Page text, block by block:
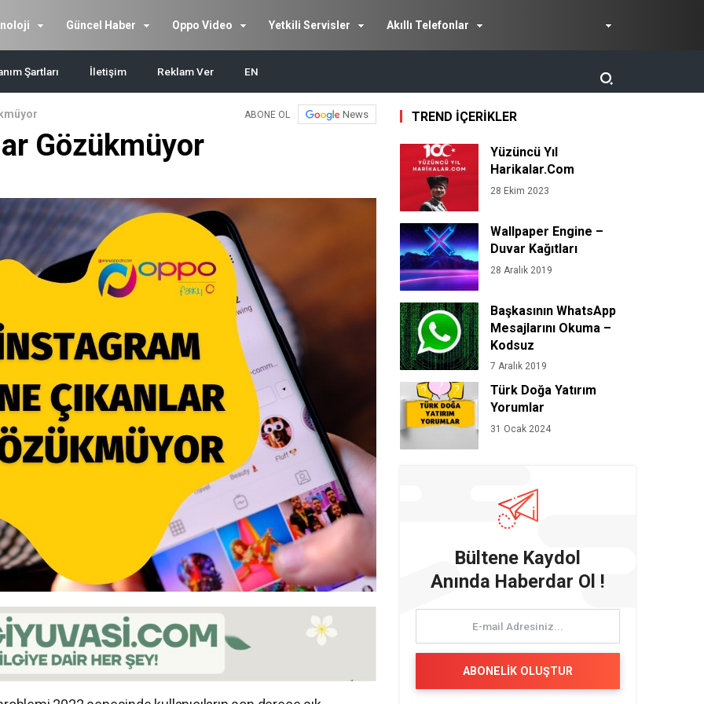
Güncel Haber Oppo Video Yetkili Servisler Akıllı Telefonlar
Şartları İletişim Reklam Ver EN
ABONE OL News
Gözükmüyor
TREND İÇERİKLER
Yüzüncü Yıl
Harikalar.Com
28 Ekim 2023
Wallpaper Engine –
Duvar Kağıtları
28 Aralık 2019
Başkasının WhatsApp
Mesajlarını Okuma –
Kodsuz
7 Aralık 2019
Türk Doğa Yatırım
Yorumlar
31 Ocak 2024
Bültene Kaydol
Anında Haberdar Ol !
ABONELİK OLUŞTUR